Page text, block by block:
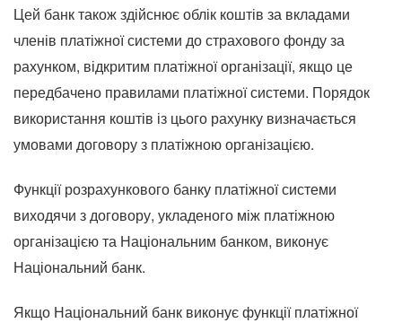
Цей банк також здійснює облік коштів за вкладами
членів платіжної системи до страхового фонду за
рахунком, відкритим платіжної організації, якщо це
передбачено правилами платіжної системи. Порядок
використання коштів із цього рахунку визначається
умовами договору з платіжною організацією.
Функції розрахункового банку платіжної системи
виходячи з договору, укладеного між платіжною
організацією та Національним банком, виконує
Національний банк.
Якщо Національний банк виконує функції платіжної